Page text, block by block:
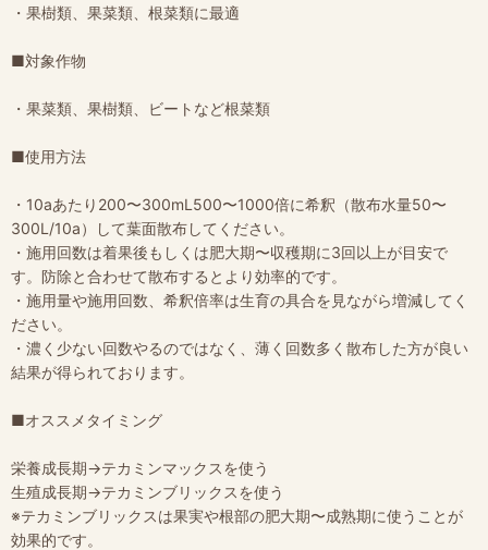
・果樹類、果菜類、根菜類に最適
■対象作物
・果菜類、果樹類、ビートなど根菜類
■使用方法
・10aあたり200〜300mL500〜1000倍に希釈（散布水量50〜
300L/10a）して葉面散布してください。
・施用回数は着果後もしくは肥大期〜収穫期に3回以上が目安で
す。防除と合わせて散布するとより効率的です。
・施用量や施用回数、希釈倍率は生育の具合を見ながら増減してく
ださい。
・濃く少ない回数やるのではなく、薄く回数多く散布した方が良い
結果が得られております。
■オススメタイミング
栄養成長期→テカミンマックスを使う
生殖成長期→テカミンブリックスを使う
※テカミンブリックスは果実や根部の肥大期〜成熟期に使うことが
効果的です。